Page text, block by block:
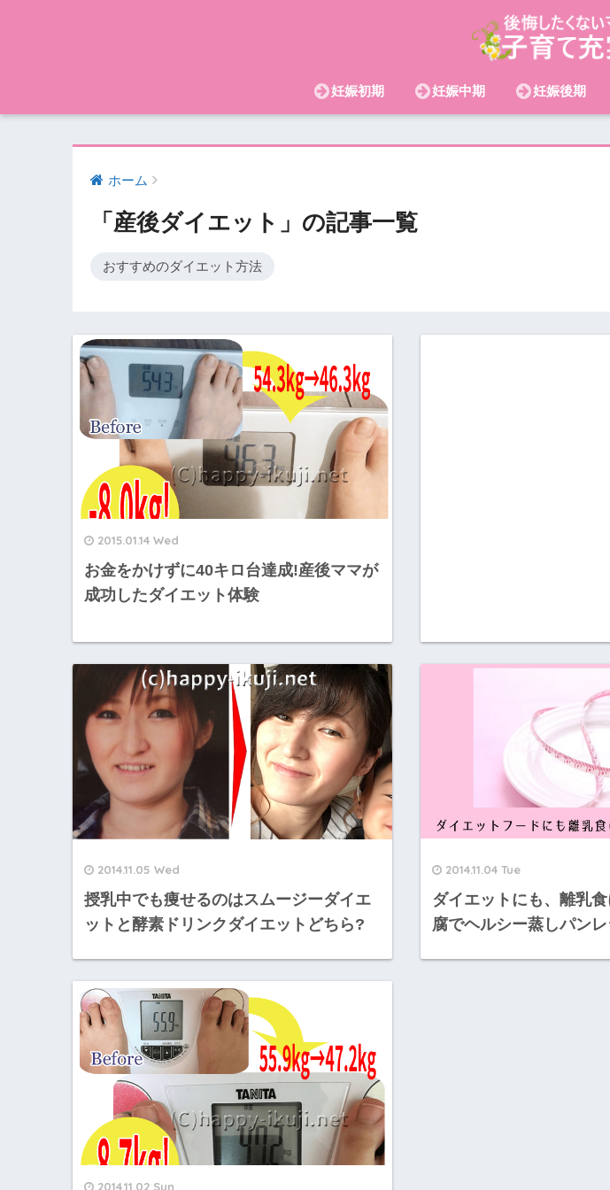
妊娠初期 妊娠中期 妊娠後期
ホーム
「産後ダイエット」の記事一覧
おすすめのダイエット方法
2015.01.14 Wed
お金をかけずに40キロ台達成!産後ママが
成功したダイエット体験
2014.11.05 Wed
授乳中でも痩せるのはスムージーダイエ
ットと酵素ドリンクダイエットどちら?
2014.11.04 Tue
ダイエットにも、離乳
腐でヘルシー蒸しパン
2014.11.02 Sun